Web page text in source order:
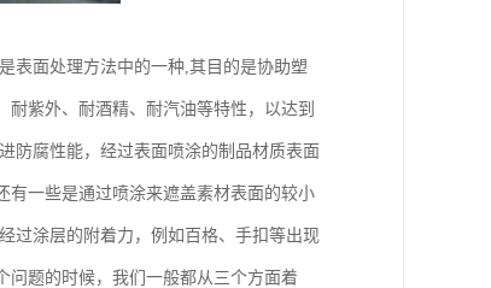
表面处理方法中的一种,其目的是协助塑
紫外、耐酒精、耐汽油等特性，以达到
防腐性能，经过表面喷涂的制品材质表面
有一些是通过喷涂来遮盖素材表面的较小
过涂层的附着力，例如百格、手扣等出现
问题的时候，我们一般都从三个方面着